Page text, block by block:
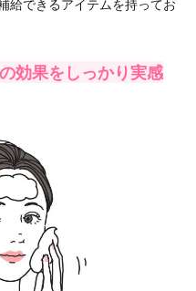
給できるアイテムを持ってお
効果をしっかり実感